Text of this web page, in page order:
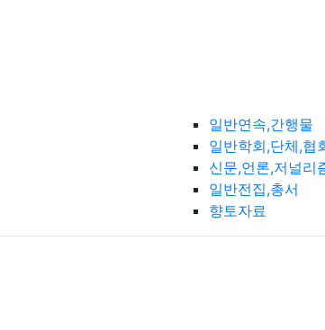
일반연속,간행물
일반학회,단체,협
신문,언론,저널리
일반전집,총서
향토자료